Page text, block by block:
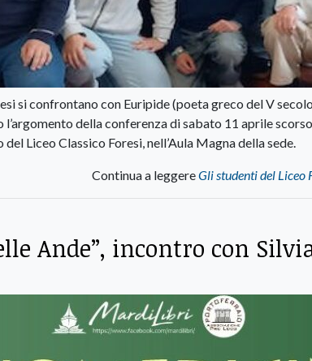
si confrontano con Euripide (poeta greco del V
l’argomento della conferenza di sabato 11 aprile
Liceo Classico Foresi, nell’Aula Magna della sede.
Continua a leggereGli studenti del Liceo
Ande”, incontro con